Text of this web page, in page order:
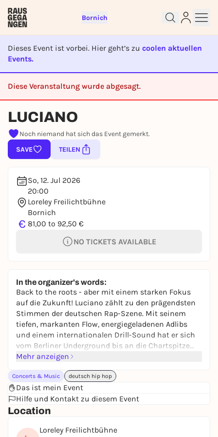
Bornich
Dieses Event ist vorbei. Hier geht’s zu coolen aktuellen
Events.
Diese Veranstaltung wurde abgesagt.
CANCELED
LUCIANO
Noch niemand hat sich das Event gemerkt.
SAVE
TEILEN
So, 12. Jul 2026
20:00
Loreley Freilichtbühne
Bornich
€ 81,00 to 92,50 €
NO TICKETS AVAILABLE
In the organizer's words:
Back to the roots - aber mit einem starken Fokus
auf die Zukunft! Luciano zählt zu den prägendsten
Stimmen der deutschen Rap-Szene. Mit seinem
tiefen, markanten Flow, energiegeladenen Adlibs
und einem internationalen Drill-Sound hat er sich
vom Berliner Underground bis an die Chartspitze
katapultiert.
Luciano war 2021 und 2022 meist gestreamter
deutscher Künstler, sein Track „Beautiful Girl“ stieg
auf Platz 1 der deutschen Charts, hielt sich dort
mehrere Wochen und wurde mit mehrfach Gold
& Bia) erreichte in Deutschland, Österreich und der
Mehr anzeigen
Concerts & Music deutsch hip hop
Das ist mein Event
Hilfe und Kontakt zu diesem Event
Location
Loreley Freilichtbühne
Sign up for free and get started
right away
REGISTER FOR FREE NOW
You already have an account?Log in now